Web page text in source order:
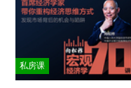
私房课